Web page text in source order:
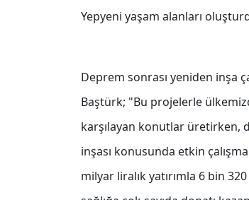
Yepyeni yaşam alanları
Deprem sonrası yeniden inşa
Baştürk; "Bu projelerle
karşılayan konutlar
inşası konusunda etkin
milyar liralık yatırımla 6 bin